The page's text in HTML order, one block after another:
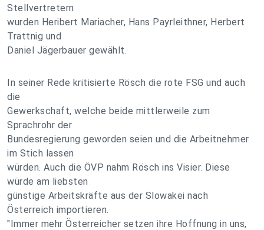
Stellvertretern
wurden Heribert Mariacher, Hans Payrleithner, Herbert
Trattnig und
Daniel Jägerbauer gewählt.
In seiner Rede kritisierte Rösch die rote FSG und auch
die
Gewerkschaft, welche beide mittlerweile zum
Sprachrohr der
Bundesregierung geworden seien und die Arbeitnehmer
im Stich lassen
würden. Auch die ÖVP nahm Rösch ins Visier. Diese
würde am liebsten
günstige Arbeitskräfte aus der Slowakei nach
Österreich importieren.
"Immer mehr Österreicher setzen ihre Hoffnung in uns,